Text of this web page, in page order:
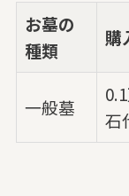
お墓の
種類
購
一般墓
石